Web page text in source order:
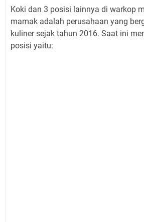
Koki dan 3 posisi lainnya di warkop
mamak adalah perusahaan yang
kuliner sejak tahun 2016. Saat ini
posisi yaitu: